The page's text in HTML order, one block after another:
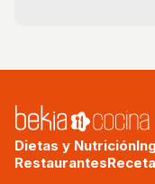
Dietas y Nutrición
Restaurantes